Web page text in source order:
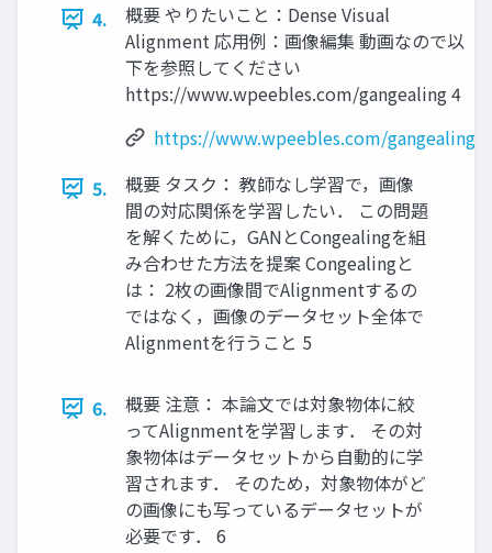
4.
概要 やりたいこと：Dense Visual
Alignment 応用例：画像編集 動画なので以
下を参照してください
https://www.wpeebles.com/gangealing 4
https://www.wpeebles.com/gangealing
5.
概要 タスク： 教師なし学習で，画像
間の対応関係を学習したい． この問題
を解くために，GANとCongealingを組
み合わせた方法を提案 Congealingと
は： 2枚の画像間でAlignmentするの
ではなく，画像のデータセット全体で
Alignmentを行うこと 5
6.
概要 注意： 本論文では対象物体に絞
ってAlignmentを学習します． その対
象物体はデータセットから自動的に学
習されます． そのため，対象物体がど
の画像にも写っているデータセットが
必要です． 6